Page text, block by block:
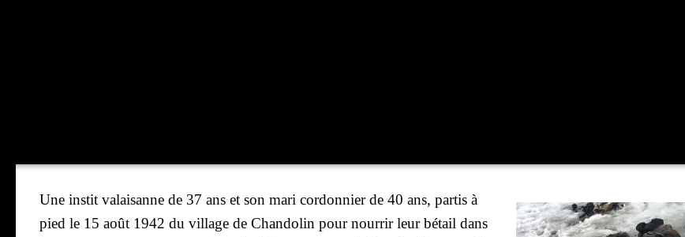
Une ins­tit valai­sanne de 37 ans et son mari cor­don­nier de 40 ans, par­tis à
pied le 15 août 1942 du vil­lage de Chan­do­lin pour nour­rir leur bétail dans